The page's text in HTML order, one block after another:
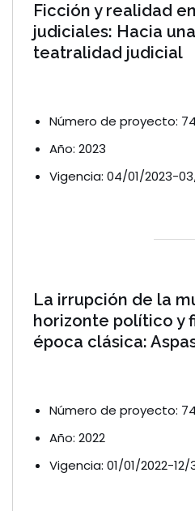
Ficción y realidad
judiciales: Hacia
teatralidad judicial
Número de proyecto:
Año: 2023
Vigencia: 04/01/2023-
La irrupción de la
horizonte político y
época clásica:
Número de proyecto:
Año: 2022
Vigencia: 01/01/2022-12/